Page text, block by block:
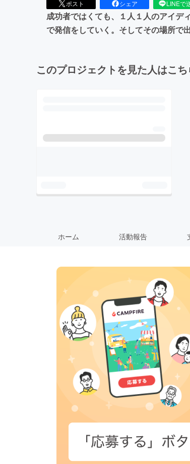
ポスト シェア LINEで
成功者ではくても、１人１人のアイデ
で発信をしていく。そしてその場所で
このプロジェクトを見た人はこ
ホーム 活動報告